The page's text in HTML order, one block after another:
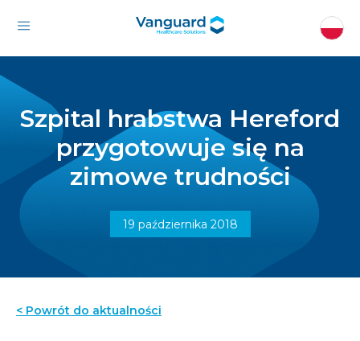
Szpital hrabstwa Hereford
przygotowuje się na
zimowe trudności
19 października 2018
< Powrót do aktualności